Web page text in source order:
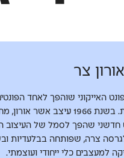
צר
האייקוני שוהפך לאחד
בקאנון האות העברית. בשנת 1966 עיצב
חדשני שהפך לסמל של העיצוב
צרה, שפותחה בבלעדיות
למעצבים כלי ייחודי ועוצמתי.